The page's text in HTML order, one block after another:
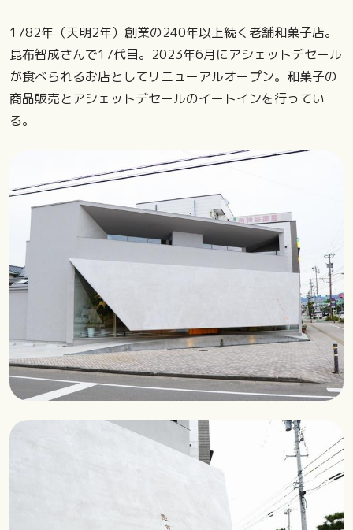
1782年（天明2年）創業の240年以上続く老舗和菓子店。
昆布智成さんで17代目。2023年6月にアシェットデセール
が食べられるお店としてリニューアルオープン。和菓子の
商品販売とアシェットデセールのイートインを行ってい
る。